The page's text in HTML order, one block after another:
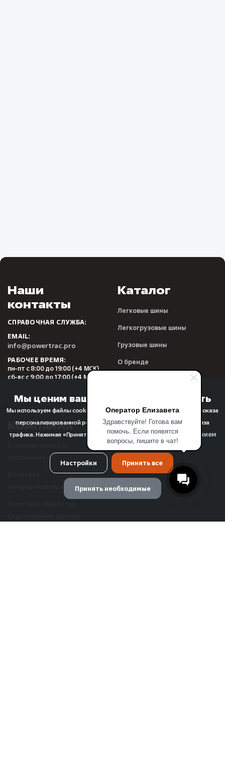
Оператор Елизавета
Здравствуйте! Готова вам
помочь. Если появятся
вопросы, пишите в чат!
Наши
контакты
СПРАВОЧНАЯ СЛУЖБА:
EMAIL:
info@powertrac.pro
РАБОЧЕЕ ВРЕМЯ:
пн-пт с 8:00 до 19:00 (+4 МСК)
сб-вс с 9:00 до 17:00 (+4 МСК)
Каталог
Легковые шины
Легкогрузовые шины
Грузовые шины
О бренде
Компания
конфиденциальности
Прочее
FAQ
О компании
Новости
Мы ценим вашу конфиденциальность
Мы используем файлы cookie для улучшения качества просмотра, показа
персонализированной рекламы или контента, а также для анализа
трафика. Нажимая «Принять все», вы соглашаетесь сиспользованием
файлов cookie.
Настройки Принять все
Принять необходимые
Управление предпочтениями cookie